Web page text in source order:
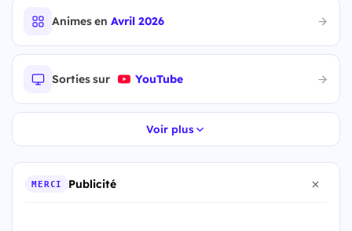
Animes enAvril 2026
Sorties sur YouTube
Voir plus
MERCI Publicité